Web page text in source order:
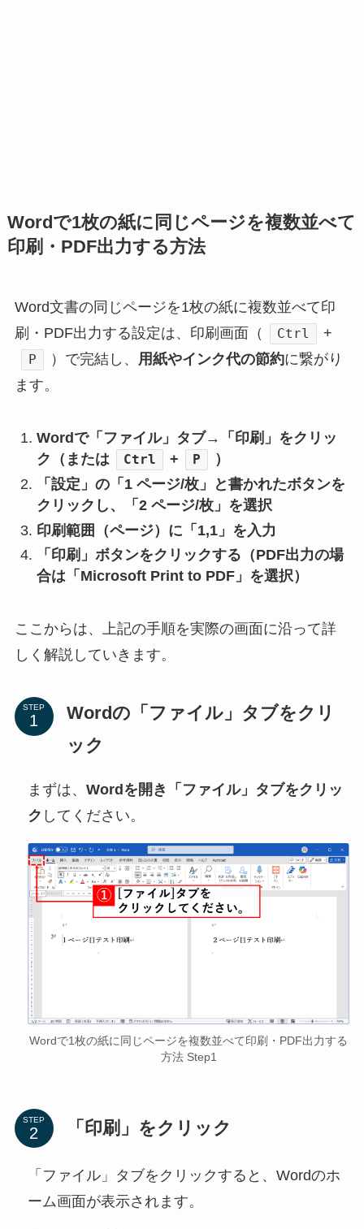
Wordで1枚の紙に同じページを複数並べて
印刷・PDF出力する方法
Word文書の同じページを1枚の紙に複数並べて印
刷・PDF出力する設定は、印刷画面（
Ctrl +
P ）で完結し、 用紙やインク代の節約に繋がり
ます。
Wordで「ファイル」タブ→「印刷」をクリッ
ク（または
Ctrl + P
）
「設定」の「1 ページ/枚」と書かれたボタンを
クリックし、
「2 ページ/枚」を選択
印刷範囲（ページ）に「1,1」を入力
「印刷」ボタンをクリックする（PDF出力の場
合は「Microsoft Print to PDF」を選択）
ここからは、上記の手順を実際の画面に沿って詳
しく解説していきます。
STEP
Wordの「ファイル」タブをクリ
ック
まずは、 Wordを開き「ファイル」タブをクリッ
ク してください。
Wordで1枚の紙に同じページを複数並べて印刷・PDF出力する
方法 Step1
STEP 「印刷」をクリック
「ファイル」タブをクリックすると、Wordのホ
ーム画面が表示されます。